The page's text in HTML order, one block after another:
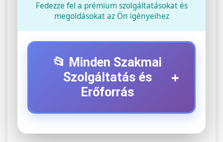
Fedezze fel a prémium szolgáltatásokat és
megoldásokat az Ön igényeihez
📂 Minden Szakmai
Szolgáltatás és
Erőforrás
+
+